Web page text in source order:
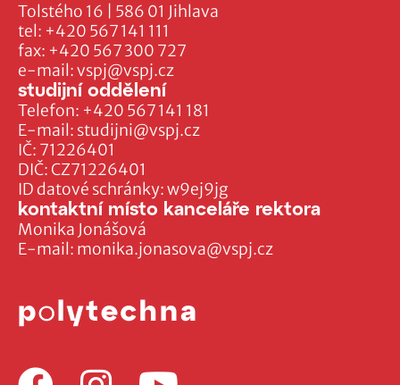
Tolstého 16 | 586 01 Jihlava
tel: +420 567 141 111
fax: +420 567 300 727
e-mail:vspj@vspj.cz
IČ: 71226401
DIČ: CZ71226401
ID datové schránky: w9ej9jg
studijní oddělení
Telefon: +420 567 141 181
E-mail: studijni@vspj.cz
kontaktní místo kanceláře rektora
Monika Jonášová
E-mail: monika.jonasova@vspj.cz